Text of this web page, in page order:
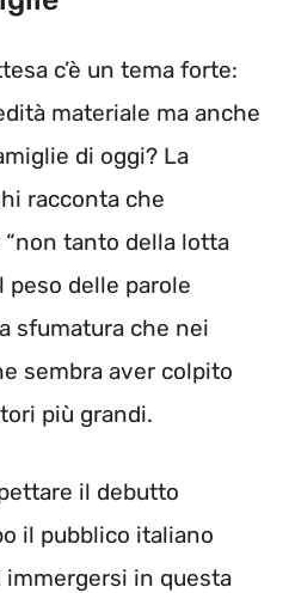
c’è un tema forte:
materiale ma anche
di oggi? La
racconta che
“non tanto della lotta
peso delle parole
sfumatura che nei
sembra aver colpito
più grandi.
il debutto
il pubblico italiano
immergersi in questa